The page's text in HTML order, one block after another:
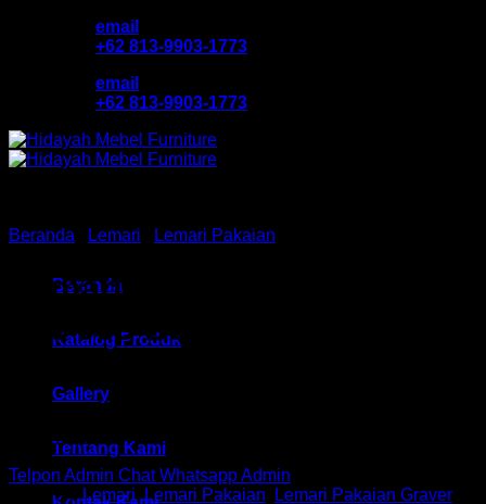
email
+62 813-9903-1773
email
+62 813-9903-1773
Beranda
Katalog Produk
Gallery
Tentang Kami
Beranda Lemari Lemari Pakaian
Lemari Pakaian Grav HM
BW 008 Bandung
1,229,100
Telpon Admin Chat Whatsapp Admin
Kategori:Lemari,Lemari Pakaian
Lemari Pakaian Graver